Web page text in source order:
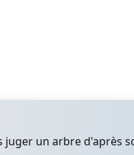
juger un arbre d'après